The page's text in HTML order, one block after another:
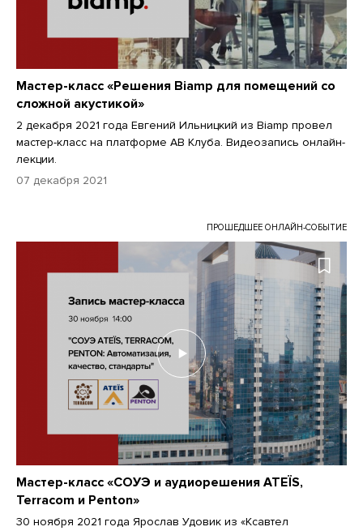
Мастер-класс «Решения Biamp для помещений со
сложной акустикой»
2 декабря 2021 года Евгений Ильницкий из Biamp провел
мастер-класс на платформе АВ Клуба. Видеозапись онлайн-
лекции.
07 декабря 2021
ПРОШЕДШЕЕ ОНЛАЙН-СОБЫТИЕ
Мастер-класс «СОУЭ и аудиорешения ATEÏS,
Terracom и Penton»
30 ноября 2021 года Ярослав Удовик из «Ксавтел